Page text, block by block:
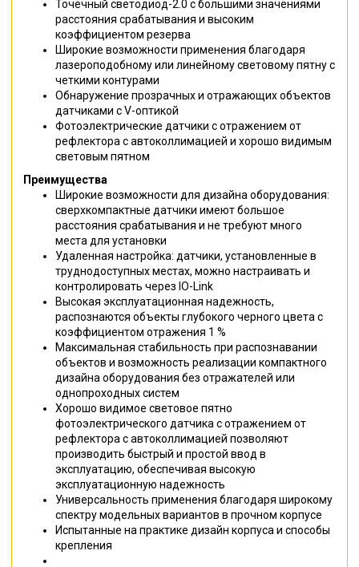
Точечный светодиод-2.0 с большими значениями
расстояния срабатывания и высоким
коэффициентом резерва
Широкие возможности применения благодаря
лазероподобному или линейному световому пятну с
четкими контурами
Обнаружение прозрачных и отражающих объектов
датчиками с V-оптикой
Фотоэлектрические датчики с отражением от
рефлектора с автоколлимацией и хорошо видимым
световым пятном
Преимущества
Широкие возможности для дизайна оборудования:
сверхкомпактные датчики имеют большое
расстояния срабатывания и не требуют много
места для установки
Удаленная настройка: датчики, установленные в
труднодоступных местах, можно настраивать и
контролировать через IO-Link
Высокая эксплуатационная надежность,
распознаются объекты глубокого черного цвета с
коэффициентом отражения 1 %
Максимальная стабильность при распознавании
объектов и возможность реализации компактного
дизайна оборудования без отражателей или
однопроходных систем
Хорошо видимое световое пятно
фотоэлектрического датчика с отражением от
рефлектора с автоколлимацией позволяют
производить быстрый и простой ввод в
эксплуатацию, обеспечивая высокую
эксплуатационную надежность
Универсальность применения благодаря широкому
спектру модельных вариантов в прочном корпусе
Испытанные на практике дизайн корпуса и способы
крепления